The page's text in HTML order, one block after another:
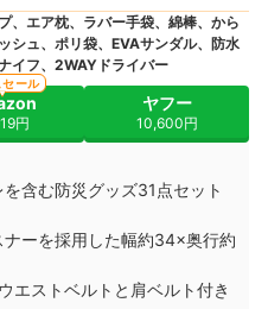
、エア枕、ラバー手袋、綿棒、から
シュ、ポリ袋、EVAサンダル、防水
イフ、2WAYドライバー
円
セール
ヤフー
10,600円
含む防災グッズ31点セット
ーを採用した幅約34×奥行約
エストベルトと肩ベルト付き